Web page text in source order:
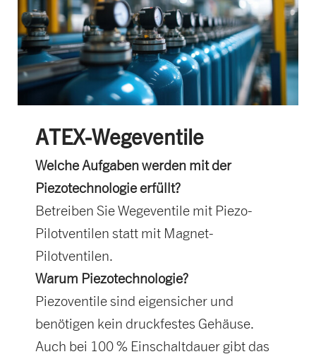
ATEX-Wegeventile
Welche Aufgaben werden mit der
Piezotechnologie erfüllt?
Betreiben Sie Wegeventile mit Piezo-
Pilotventilen statt mit Magnet-
Pilotventilen.
Warum Piezotechnologie?
Piezoventile sind eigensicher und
benötigen kein druckfestes Gehäuse.
Auch bei 100 % Einschaltdauer gibt das